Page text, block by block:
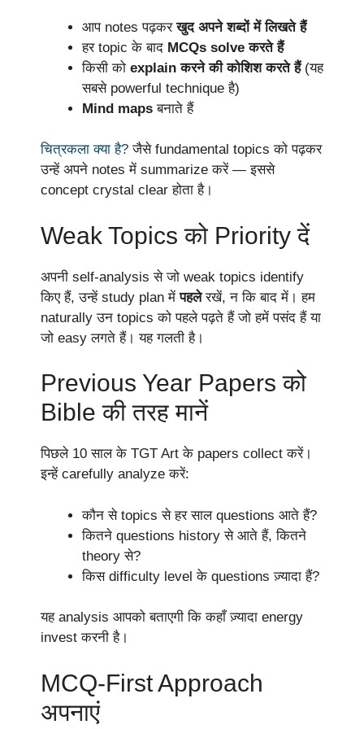
आप notes पढ़करखुद अपने शब्दों में लिखते हैं
हर topic के बाद MCQs solve करते हैं
किसी को explain करने की कोशिश करते हैं(यह
सबसे powerful technique है)
Mind maps बनाते हैं
चित्रकला क्या है? जैसे fundamental topics को पढ़कर
उन्हें अपने notes में summarize करें — इससे
concept crystal clear होता है।
Weak Topics को Priority दें
अपनी self-analysis से जो weak topics identify
किए हैं, उन्हें study plan मेंपहलेरखें, न कि बाद में। हम
naturally उन topics को पहले पढ़ते हैं जो हमें पसंद हैं या
जो easy लगते हैं। यह गलती है।
Previous Year Papers को
Bible की तरह मानें
पिछले 10 साल के TGT Art के papers collect करें।
इन्हें carefully analyze करें:
कौन से topics से हर साल questions आते हैं?
कितने questions history से आते हैं, कितने
theory से?
किस difficulty level के questions ज़्यादा हैं?
यह analysis आपको बताएगी कि कहाँ ज़्यादा energy
invest करनी है।
MCQ-First Approach
अपनाएं